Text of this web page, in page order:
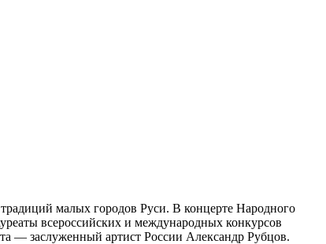
малых городов Руси. В концерте Народного
всероссийских и международных конкурсов
— заслуженный артист России Александр Рубцов.